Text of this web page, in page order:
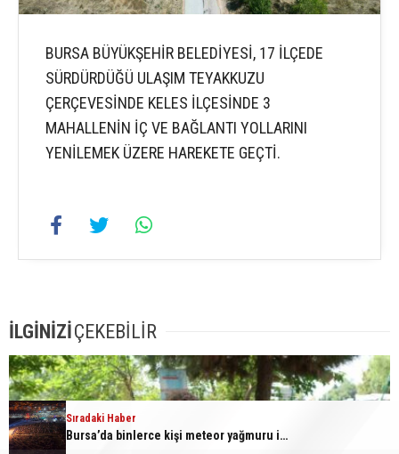
BURSA BÜYÜKŞEHİR BELEDİYESİ, 17 İLÇEDE
SÜRDÜRDÜĞÜ ULAŞIM TEYAKKUZU
ÇERÇEVESİNDE KELES İLÇESİNDE 3
MAHALLENİN İÇ VE BAĞLANTI YOLLARINI
YENİLEMEK ÜZERE HAREKETE GEÇTİ.
İLGİNİZİÇEKEBİLİR
Sıradaki Haber
Bursa’da binlerce kişi meteor yağmuru için bir araya geldi